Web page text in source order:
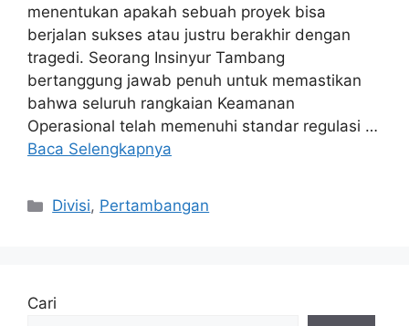
menentukan apakah sebuah proyek bisa
berjalan sukses atau justru berakhir dengan
tragedi. Seorang Insinyur Tambang
bertanggung jawab penuh untuk memastikan
bahwa seluruh rangkaian Keamanan
Operasional telah memenuhi standar regulasi …
Baca Selengkapnya
Kategori
Divisi, Pertambangan
Cari